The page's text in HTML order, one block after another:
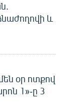
և
օր ոտքով
1»-ը 3